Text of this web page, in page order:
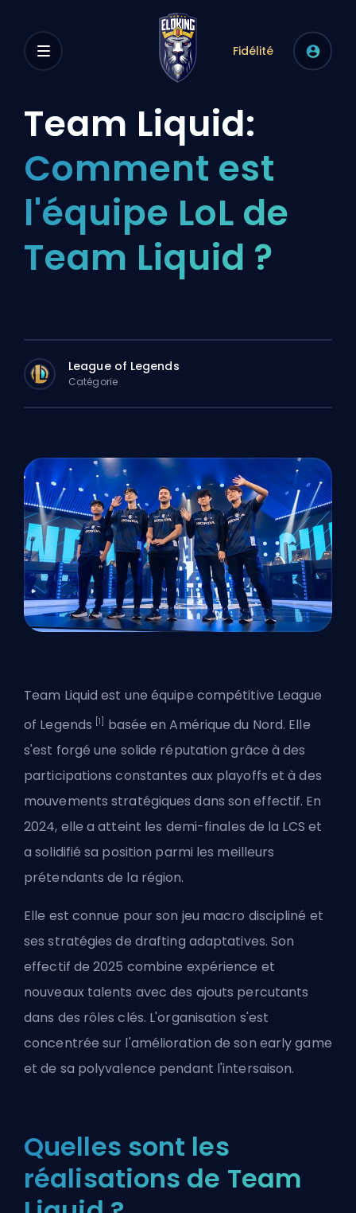
Fidélité
Team Liquid:
Comment est
l'équipe LoL de
Team Liquid ?
League of Legends
Catégorie
Team Liquid est une équipe compétitive League
of Legends [1]
basée en Amérique du Nord. Elle
s'est forgé une solide réputation grâce à des
participations constantes aux playoffs et à des
mouvements stratégiques dans son effectif. En
2024, elle a atteint les demi-finales de la LCS et
a solidifié sa position parmi les meilleurs
prétendants de la région.
Elle est connue pour son jeu macro discipliné et
ses stratégies de drafting adaptatives. Son
effectif de 2025 combine expérience et
nouveaux talents avec des ajouts percutants
dans des rôles clés. L'organisation s'est
concentrée sur l'amélioration de son early game
et de sa polyvalence pendant l'intersaison.
Quelles sont les
réalisations de Team